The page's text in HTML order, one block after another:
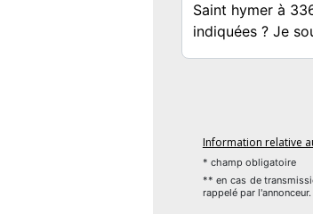
nombre de huit, sont
Saint-Hymer offre un
commodités telles que des
- Surface : 96 m²
Information relative
* champ obligatoire
** en cas de
rappelé par l'annonceur.